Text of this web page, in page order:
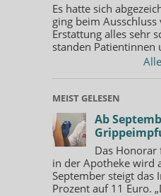
Es hatte sich
ging beim
Erstattung alles sehr
standen Patientinnen
MEIST GELESEN
Ab
Das
in der Apotheke wird
September steigt das
Prozent auf 11 Euro.